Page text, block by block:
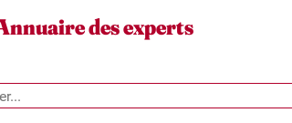
des experts